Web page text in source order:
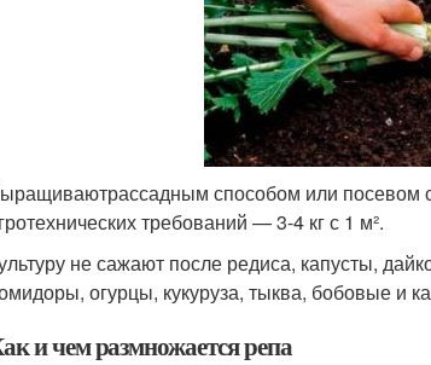
способом или посевом
требований — 3-4 кг с 1 м².
не сажают после редиса, капусты,
огурцы, кукуруза, тыква, бобовые и
и чем размножается репа